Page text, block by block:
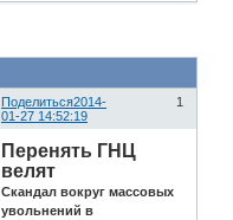
Поделиться 1
2014-
01-27 14:52:19
Перенять ГНЦ
велят
Скандал вокруг массовых
увольнений в